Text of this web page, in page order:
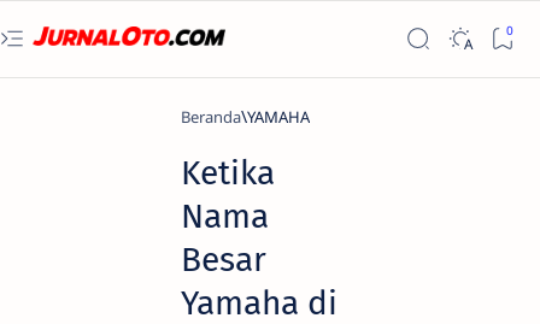
Beranda YAMAHA
Ketika
Nama
Besar
Yamaha di